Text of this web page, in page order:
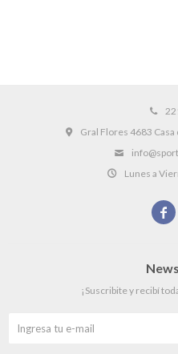
Gral Flores 4683
Lunes a

¡Suscribite y recibí